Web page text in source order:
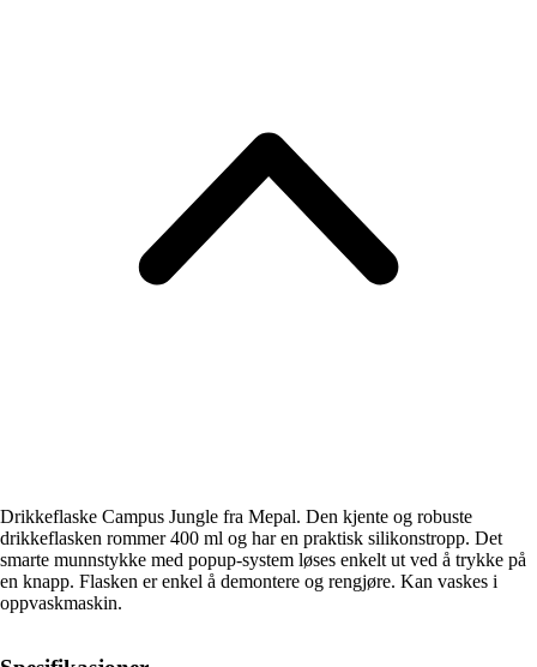
Drikkeflaske Campus Jungle fra Mepal. Den kjente og robuste
drikkeflasken rommer 400 ml og har en praktisk silikonstropp. Det
smarte munnstykke med popup-system løses enkelt ut ved å trykke på
en knapp. Flasken er enkel å demontere og rengjøre. Kan vaskes i
oppvaskmaskin.